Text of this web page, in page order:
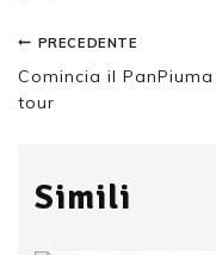
PRECEDENTE
Comincia il PanPiuma
tour
Simili